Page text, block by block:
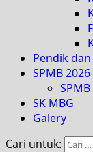
Pendik
SPMB
SK MBG
Galery
Cari untuk: